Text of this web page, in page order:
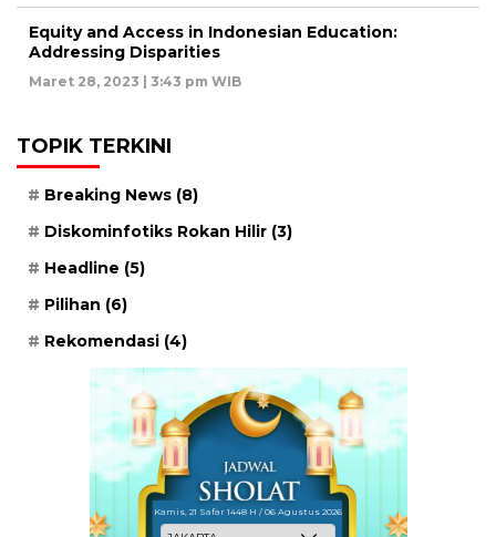
Equity and Access in Indonesian Education:
Addressing Disparities
Maret 28, 2023 | 3:43 pm WIB
TOPIK TERKINI
Breaking News (8)
Diskominfotiks Rokan Hilir (3)
Headline (5)
Pilihan (6)
Rekomendasi (4)
Kamis, 21 Safar 1448 H / 06 Agustus 2026